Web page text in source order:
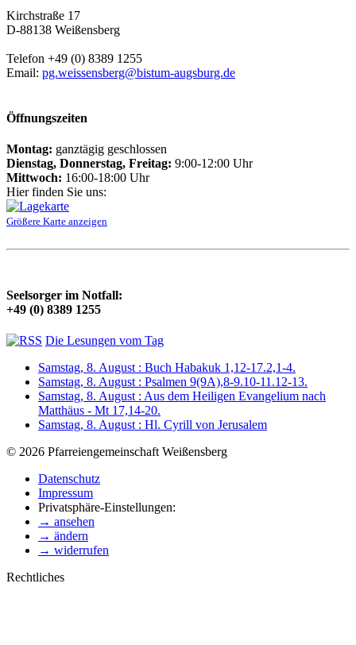
Kirchstraße 17
D-88138 Weißensberg
Telefon +49 (0) 8389 1255
Email: pg.weissensberg@bistum-augsburg.de
Öffnungszeiten
Montag: ganztägig geschlossen
Dienstag, Donnerstag, Freitag: 9:00-12:00 Uhr
Mittwoch: 16:00-18:00 Uhr
Hier finden Sie uns:
Größere Karte anzeigen
Seelsorger im Notfall:
+49 (0) 8389 1255
Die Lesungen vom Tag
Samstag, 8. August : Buch Habakuk 1,12-17.2,1-4.
Samstag, 8. August : Psalmen 9(9A),8-9.10-11.12-13.
Samstag, 8. August : Aus dem Heiligen Evangelium nach
Matthäus - Mt 17,14-20.
Samstag, 8. August : Hl. Cyrill von Jerusalem
© 2026 Pfarreiengemeinschaft Weißensberg
Datenschutz
Impressum
Privatsphäre-Einstellungen:
→ ansehen
→ ändern
→ widerrufen
Rechtliches